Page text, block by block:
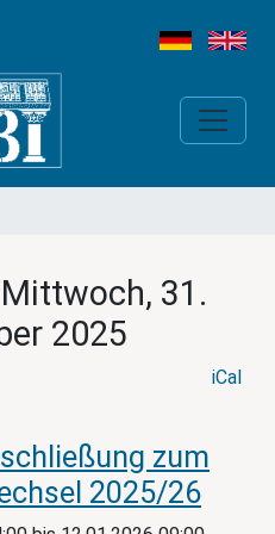
31.
2025
iCal
zum
2025/26